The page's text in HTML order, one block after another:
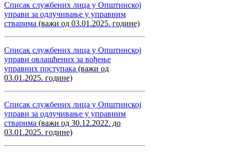
Списак службених лица у Општинској
управи за одлучивање у управним
стварима (важи од 03.01.2025. године)
Списак службених лица у Општинској
управи овлашћених за вођење
управних поступака (важи од
03.01.2025. године)
Списак службених лица у Општинској
управи за одлучивање у управним
стварима (важи од 30.12.2022. до
03.01.2025. године)